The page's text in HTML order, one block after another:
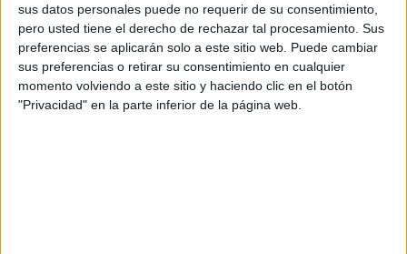
sus datos personales puede no requerir de su consentimiento,
pero usted tiene el derecho de rechazar tal procesamiento. Sus
preferencias se aplicarán solo a este sitio web. Puede cambiar
sus preferencias o retirar su consentimiento en cualquier
momento volviendo a este sitio y haciendo clic en el botón
"Privacidad" en la parte inferior de la página web.
A partir d’ara ja hi ha disponibles 75 places al
carrer Ciceró de Llafranc; 30 places al carrer
Lloret de Calella de Palafrugell; i 70 places al
carrer de l’Equador de Tamariu. En total són